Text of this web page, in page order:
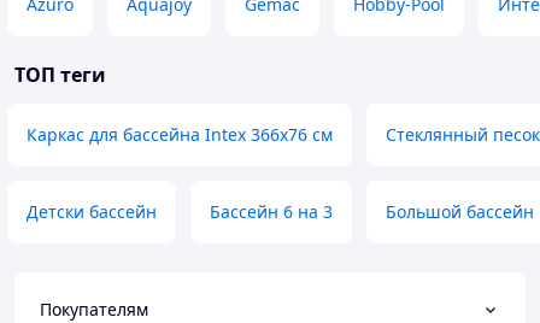
ТОП теги
Каркас для бассейна Intex 366х76 см Стеклянный
Детски бассейн Бассейн 6 на 3 Большой бассейн
Покупателям